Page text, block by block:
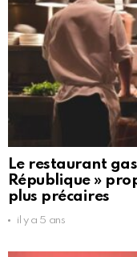
Le restaurant
République »
plus précaires
il y a 5 ans